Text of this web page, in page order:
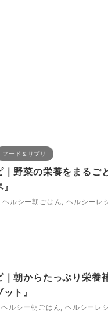
フード＆サプリ
｜野菜の栄養をまるご
ヘルシー朝ごはん,ヘルシーレ
朝からたっぷり栄養
ト』
ヘルシー朝ごはん,ヘルシーレ